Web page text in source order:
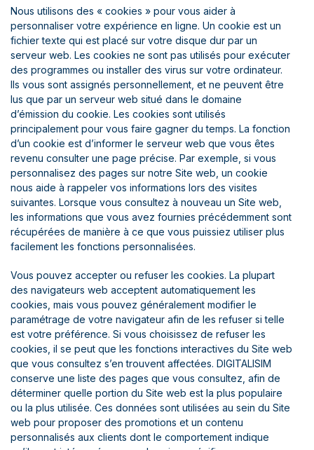
Nous utilisons des « cookies » pour vous aider à
personnaliser votre expérience en ligne. Un cookie est un
fichier texte qui est placé sur votre disque dur par un
serveur web. Les cookies ne sont pas utilisés pour exécuter
des programmes ou installer des virus sur votre ordinateur.
Ils vous sont assignés personnellement, et ne peuvent être
lus que par un serveur web situé dans le domaine
d’émission du cookie. Les cookies sont utilisés
principalement pour vous faire gagner du temps. La fonction
d’un cookie est d’informer le serveur web que vous êtes
revenu consulter une page précise. Par exemple, si vous
personnalisez des pages sur notre Site web, un cookie
nous aide à rappeler vos informations lors des visites
suivantes. Lorsque vous consultez à nouveau un Site web,
les informations que vous avez fournies précédemment sont
récupérées de manière à ce que vous puissiez utiliser plus
facilement les fonctions personnalisées.
Vous pouvez accepter ou refuser les cookies. La plupart
des navigateurs web acceptent automatiquement les
cookies, mais vous pouvez généralement modifier le
paramétrage de votre navigateur afin de les refuser si telle
est votre préférence. Si vous choisissez de refuser les
cookies, il se peut que les fonctions interactives du Site web
que vous consultez s’en trouvent affectées. DIGITALISIM
conserve une liste des pages que vous consultez, afin de
déterminer quelle portion du Site web est la plus populaire
ou la plus utilisée. Ces données sont utilisées au sein du Site
web pour proposer des promotions et un contenu
personnalisés aux clients dont le comportement indique